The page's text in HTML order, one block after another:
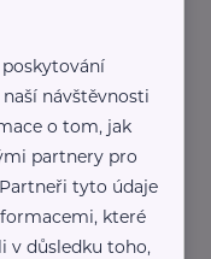
po terapii
poskytování
návštěvnosti
o tom, jak
partnery pro
tyto údaje
které
v důsledku toho,